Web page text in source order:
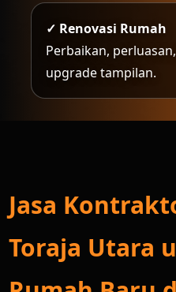
✓ Renovasi Rumah
Perbaikan,
upgrade tampilan.
Jasa
Toraja Utara